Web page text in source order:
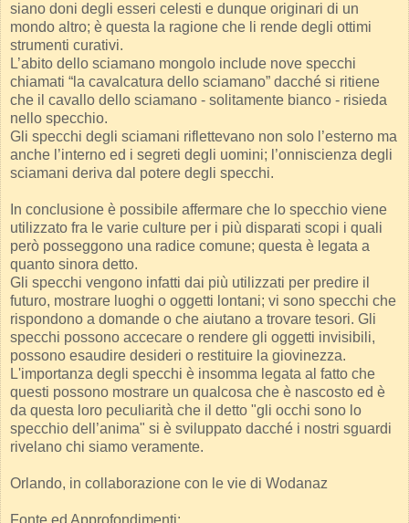
siano doni degli esseri celesti e dunque originari di un
mondo altro; è questa la ragione che li rende degli ottimi
strumenti curativi.
L’abito dello sciamano mongolo include nove specchi
chiamati “la cavalcatura dello sciamano” dacché si ritiene
che il cavallo dello sciamano - solitamente bianco - risieda
nello specchio.
Gli specchi degli sciamani riflettevano non solo l’esterno ma
anche l’interno ed i segreti degli uomini; l’onniscienza degli
sciamani deriva dal potere degli specchi.
In conclusione è possibile affermare che lo specchio viene
utilizzato fra le varie culture per i più disparati scopi i quali
però posseggono una radice comune; questa è legata a
quanto sinora detto.
Gli specchi vengono infatti dai più utilizzati per predire il
futuro, mostrare luoghi o oggetti lontani; vi sono specchi che
rispondono a domande o che aiutano a trovare tesori. Gli
specchi possono accecare o rendere gli oggetti invisibili,
possono esaudire desideri o restituire la giovinezza.
L'importanza degli specchi è insomma legata al fatto che
questi possono mostrare un qualcosa che è nascosto ed è
da questa loro peculiarità che il detto "gli occhi sono lo
specchio dell’anima" si è sviluppato dacché i nostri sguardi
rivelano chi siamo veramente.
Orlando, in collaborazione con le vie di Wodanaz
Fonte ed Approfondimenti: